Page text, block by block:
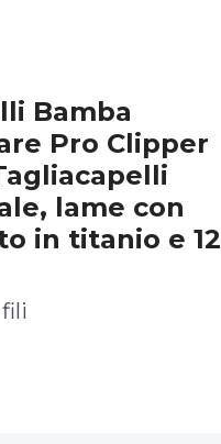
Bamba
Pro Clipper
lame con
in titanio e 12